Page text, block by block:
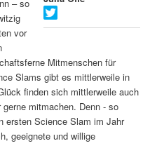
– so
vor
Mitmenschen für
Slams gibt es mittlerweile in
finden sich mittlerweile auch
mitmachen. Denn - so
ersten Science Slam im Jahr
geeignete und willige